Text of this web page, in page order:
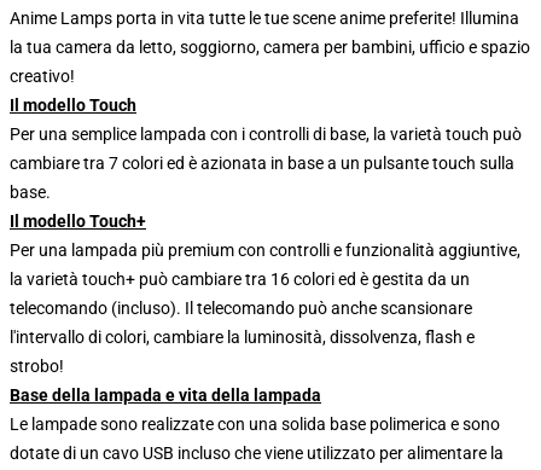
Anime Lamps porta in vita tutte le tue scene anime preferite! Illumina
la tua camera da letto, soggiorno, camera per bambini, ufficio e spazio
creativo!
Il modello Touch
Per una semplice lampada con i controlli di base, la varietà touch può
cambiare tra 7 colori ed è azionata in base a un pulsante touch sulla
base.
Il modello Touch+
Per una lampada più premium con controlli e funzionalità aggiuntive,
la varietà touch+ può cambiare tra 16 colori ed è gestita da un
telecomando (incluso). Il telecomando può anche scansionare
l'intervallo di colori, cambiare la luminosità, dissolvenza, flash e
strobo!
Base della lampada e vita della lampada
Le lampade sono realizzate con una solida base polimerica e sono
dotate di un cavo USB incluso che viene utilizzato per alimentare la